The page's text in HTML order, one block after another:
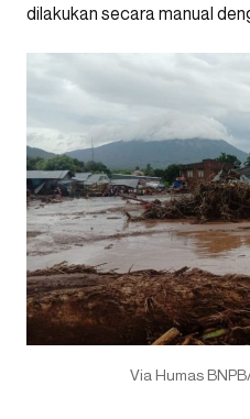
dilakukan secara manual
Via Humas